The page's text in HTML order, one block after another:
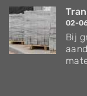
02-
Bij